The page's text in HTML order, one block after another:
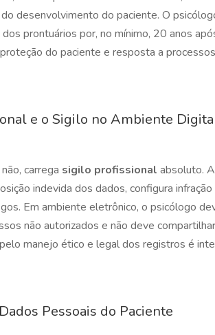
desenvolvimento do paciente. O
prontuários por, no mínimo, 20 anos
do paciente e resposta a
e o Sigilo no Ambiente
carrega sigilo profissional absoluto.
indevida dos dados, configura
Em ambiente eletrônico, o psicólogo
não autorizados e não deve
manejo ético e legal dos registros é
Pessoais do Paciente